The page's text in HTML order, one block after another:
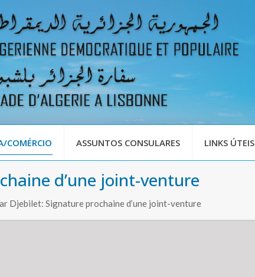
COMÉRCIO ASSUNTOS CONSULARES LINKS ÚTEIS
d’une joint-venture
Djebilet: Signature prochaine d’une joint-venture